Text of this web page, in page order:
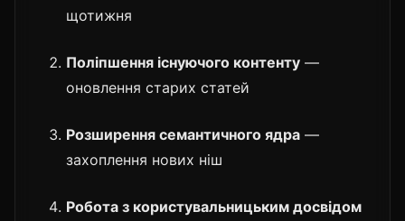
щотижня
Поліпшення існуючого контенту —
оновлення старих статей
Розширення семантичного ядра —
захоплення нових ніш
Робота з користувальницьким досвідом